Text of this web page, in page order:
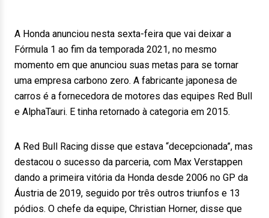
A Honda anunciou nesta sexta-feira que vai deixar a
Fórmula 1 ao fim da temporada 2021, no mesmo
momento em que anunciou suas metas para se tornar
uma empresa carbono zero. A fabricante japonesa de
carros é a fornecedora de motores das equipes Red Bull
e AlphaTauri. E tinha retornado à categoria em 2015.
A Red Bull Racing disse que estava “decepcionada”, mas
destacou o sucesso da parceria, com Max Verstappen
dando a primeira vitória da Honda desde 2006 no GP da
Áustria de 2019, seguido por três outros triunfos e 13
pódios. O chefe da equipe, Christian Horner, disse que